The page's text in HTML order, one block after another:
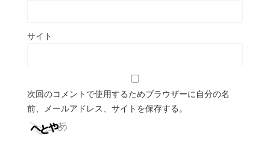
サイト
次回のコメントで使用するためブラウザーに自分の名
前、メールアドレス、サイトを保存する。